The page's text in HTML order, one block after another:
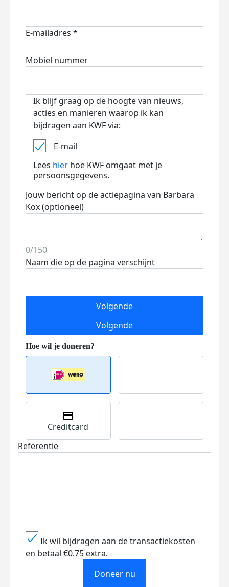
E-mailadres *
Mobiel nummer
Ik blijf graag op de hoogte van nieuws,
acties en manieren waarop ik kan
bijdragen aan KWF via:
E-mail
Lees hier hoe KWF omgaat met je
persoonsgegevens.
Jouw bericht op de actiepagina van Barbara
Kox (optioneel)
0/150
Naam die op de pagina verschijnt
Volgende
Volgende
Creditcard
Referentie
Ik wil bijdragen aan de transactiekosten
en betaal €0.75 extra.
Doneer nu